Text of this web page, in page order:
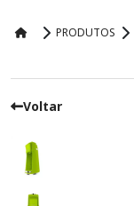
PRODUTOS
Voltar